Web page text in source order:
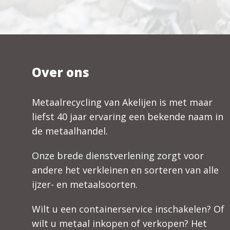
Over ons
Metaalrecycling van Akelijen is met maar
liefst 40 jaar ervaring een bekende naam in
de metaalhandel.
Onze brede dienstverlening zorgt voor
andere het verkleinen en sorteren van alle
ijzer- en metaalsoorten.
Wilt u een containerservice inschakelen? Of
wilt u metaal inkopen of verkopen? Het